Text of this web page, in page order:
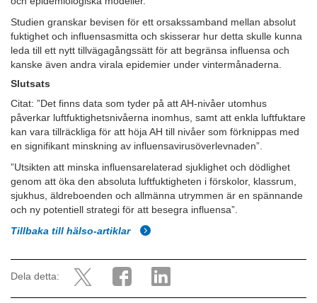
Studien granskar bevisen för ett orsakssamband mellan absolut
fuktighet och influensasmitta och skisserar hur detta skulle kunna
leda till ett nytt tillvägagångssätt för att begränsa influensa och
kanske även andra virala epidemier under vintermånaderna.
Slutsats
Citat: ”Det finns data som tyder på att AH-nivåer utomhus
påverkar luftfuktighetsnivåerna inomhus, samt att enkla luftfuktare
kan vara tillräckliga för att höja AH till nivåer som förknippas med
en signifikant minskning av influensavirusöverlevnaden”.
”Utsikten att minska influensarelaterad sjuklighet och dödlighet
genom att öka den absoluta luftfuktigheten i förskolor, klassrum,
sjukhus, äldreboenden och allmänna utrymmen är en spännande
och ny potentiell strategi för att besegra influensa”.
Tillbaka till hälso-artiklar
Dela detta: